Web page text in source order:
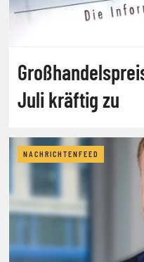
Juli kräftig zu
NACHRICHTENFEED